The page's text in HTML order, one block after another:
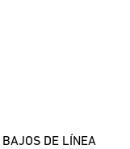
BAJOS DE LÍNEA